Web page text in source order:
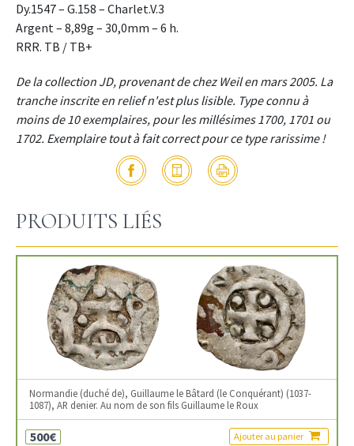
Dy.1547 – G.158 – Charlet.V.3
Argent – 8,89g – 30,0mm – 6 h.
RRR. TB / TB+
De la collection JD, provenant de chez Weil en mars 2005. La
tranche inscrite en relief n'est plus lisible. Type connu à
moins de 10 exemplaires, pour les millésimes 1700, 1701 ou
1702. Exemplaire tout à fait correct pour ce type rarissime !
PRODUITS LIÉS
Normandie (duché de), Guillaume le Bâtard (le Conquérant) (1037-
1087), AR denier. Au nom de son fils Guillaume le Roux
500€ Ajouter au panier